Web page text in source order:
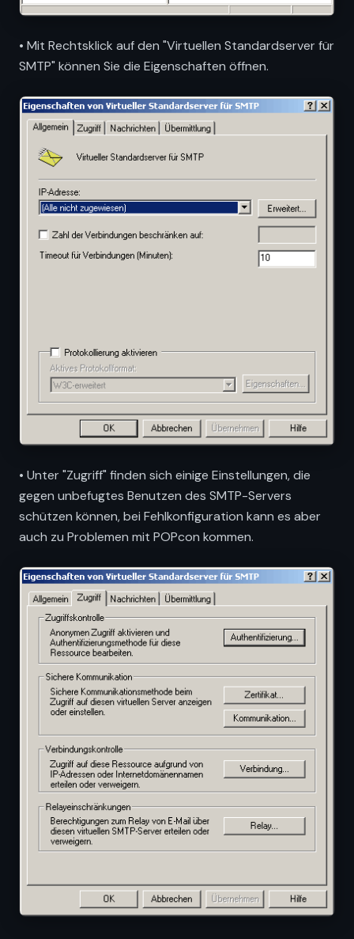
• Mit Rechtsklick auf den "Virtuellen Standardserver für
SMTP" können Sie die Eigenschaften öffnen.
• Unter "Zugriff" finden sich einige Einstellungen, die
gegen unbefugtes Benutzen des SMTP-Servers
schützen können, bei Fehlkonfiguration kann es aber
auch zu Problemen mit POPcon kommen.